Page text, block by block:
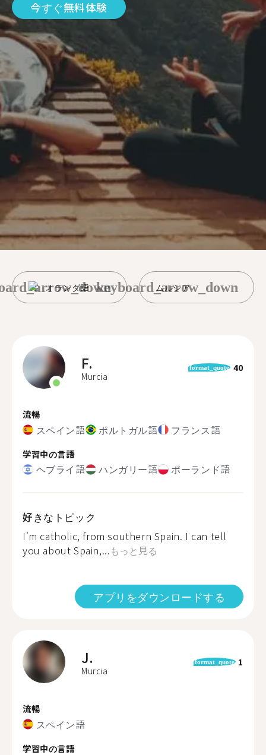
今すぐ無料体験
オランダ語 ムルシア
keyboard_arrow_down
F.
Murcia
format_quote 40
流暢
スペイン語 ポルトガル語 フランス語
学習中の言語
ヘブライ語 ハンガリー語 ポーランド語
好きなトピック
I'm catholic, from southern Spain. I can tell
you about Spain,...もっと見る
アプリをダウンロードする
J.
Murcia
format_quote 1
流暢
スペイン語
学習中の言語